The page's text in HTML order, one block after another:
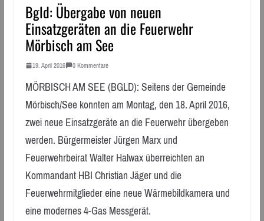
Bgld: Übergabe von neuen
Einsatzgeräten an die Feuerwehr
Mörbisch am See
19. April 2016 0 Kommentare
MÖRBISCH AM SEE (BGLD): Seitens der Gemeinde
Mörbisch/See konnten am Montag, den 18. April 2016,
zwei neue Einsatzgeräte an die Feuerwehr übergeben
werden. Bürgermeister Jürgen Marx und
Feuerwehrbeirat Walter Halwax überreichten an
Kommandant HBI Christian Jäger und die
Feuerwehrmitglieder eine neue Wärmebildkamera und
eine modernes 4-Gas Messgerät.